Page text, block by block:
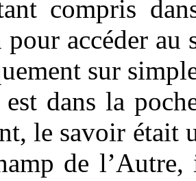
compris
accéder au
sur
dans la
le savoir était
de